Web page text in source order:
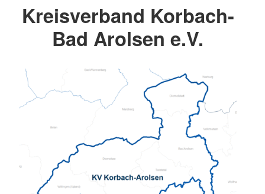
Kreisverband Korbach-
Bad Arolsen e.V.